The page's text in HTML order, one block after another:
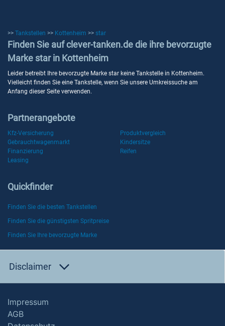
>> Tankstellen >> Kottenheim >> star
Finden Sie auf clever-tanken.de die ihre bevorzugte
Marke star in Kottenheim
Leider betreibt Ihre bevorzugte Marke star keine Tankstelle in Kottenheim.
Vielleicht finden Sie eine Tankstelle, wenn Sie unsere Umkreissuche am
Anfang dieser Seite verwenden.
Partnerangebote
Kfz-Versicherung
Produktvergleich
Gebrauchtwagenmarkt
Kindersitze
Finanzierung
Reifen
Leasing
Quickfinder
Finden Sie die besten Tankstellen
Finden Sie die günstigsten Spritpreise
Finden Sie Ihre bevorzugte Marke
Disclaimer
Impressum
AGB